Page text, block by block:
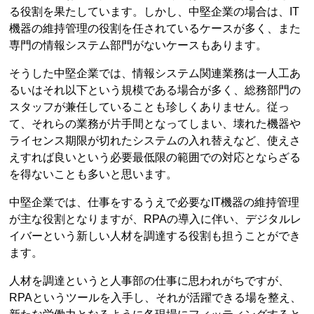
る役割を果たしています。しかし、中堅企業の場合は、IT
機器の維持管理の役割を任されているケースが多く、また
専門の情報システム部門がないケースもあります。
そうした中堅企業では、情報システム関連業務は一人工あ
るいはそれ以下という規模である場合が多く、総務部門の
スタッフが兼任していることも珍しくありません。従っ
て、それらの業務が片手間となってしまい、壊れた機器や
ライセンス期限が切れたシステムの入れ替えなど、使えさ
えすれば良いという必要最低限の範囲での対応とならざる
を得ないことも多いと思います。
中堅企業では、仕事をするうえで必要なIT機器の維持管理
が主な役割となりますが、RPAの導入に伴い、デジタルレ
イバーという新しい人材を調達する役割も担うことができ
ます。
人材を調達というと人事部の仕事に思われがちですが、
RPAというツールを入手し、それが活躍できる場を整え、